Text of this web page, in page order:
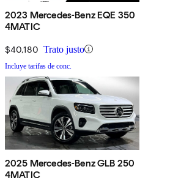
2023 Mercedes-Benz EQE 350
4MATIC
$40,180 Trato justo
Incluye tarifas de conc.
2025 Mercedes-Benz GLB 250
4MATIC